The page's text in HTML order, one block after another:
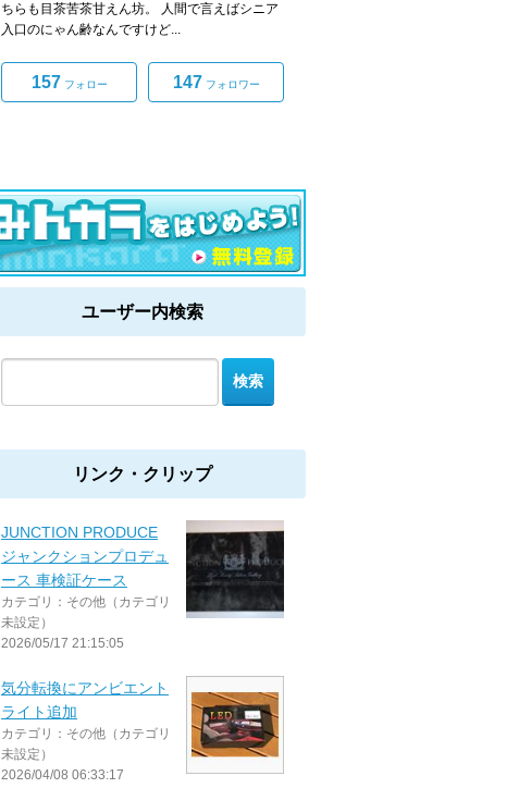
ちらも目茶苦茶甘えん坊。 人間で言えばシニア
入口のにゃん齢なんですけど...
157 フォロー 147 フォロワー
ユーザー内検索
リンク・クリップ
JUNCTION PRODUCE
ジャンクションプロデュ
ース 車検証ケース
カテゴリ：その他（カテゴリ
未設定）
2026/05/17 21:15:05
気分転換にアンビエント
ライト追加
カテゴリ：その他（カテゴリ
未設定）
2026/04/08 06:33:17